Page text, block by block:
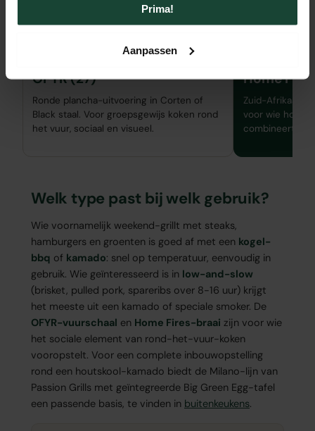
Prima!
Aanpassen
OFYR (27)
Ronde plancha-uitvoering in Corten of
Black staal. Voor groepsgewijs koken rond
het vuur, sociaal en visueel.
Home
Zuid-
voor wie
combineert in
Welk type past bij welk gebruik?
Wie voornamelijk weekend-grillt met steaks,
hamburgers en groenten is goed af met een kogel-
bbq of kamado: snel op temperatuur, eenvoudig in
gebruik. Wie geïnteresseerd is in low-and-slow
(brisket, pulled pork, spareribs over 8-16 uur) krijgt
het meeste uit een kamado of speciale smoker. De
OFYR-vuurschaal en Home Fires-braai zijn voor wie
het sociale element van rond-het-vuur-koken
vooropstelt. Voor een complete inbouwopstelling
rond een houtskool-kamado biedt de Milano-lijn van
Passion Grills met geïntegreerde Big Green Egg-tafel
een passende basis, te vinden in buitenkeukens.